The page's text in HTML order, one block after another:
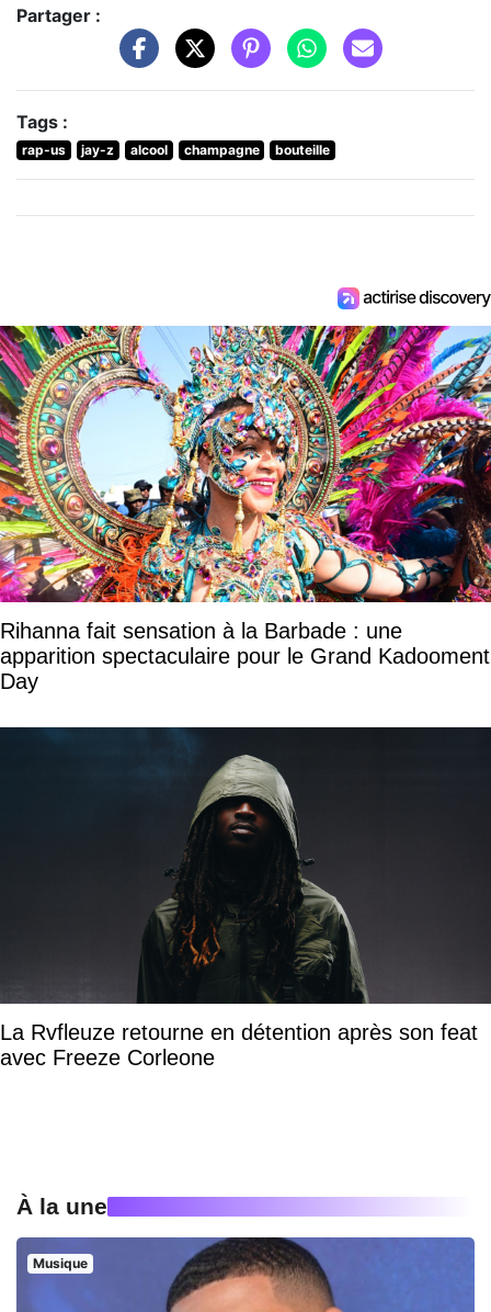
Partager :
Tags :
rap-us jay-z alcool champagne bouteille
Rihanna fait sensation à la Barbade : une
apparition spectaculaire pour le Grand Kadooment
Day
La Rvfleuze retourne en détention après son feat
avec Freeze Corleone
À la une
Musique